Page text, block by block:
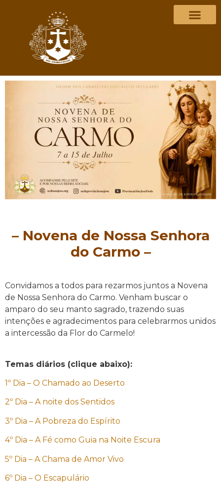
– Novena de Nossa Senhora
do Carmo –
Convidamos a todos para rezarmos juntos a Novena
de Nossa Senhora do Carmo. Venham buscar o
amparo do seu manto sagrado, trazendo suas
intenções e agradecimentos para celebrarmos unidos
a intercessão da Flor do Carmelo!
Temas diários (clique abaixo):
1º Dia – O Chamado ao Deserto
2º Dia – A noite dos Sentidos
3º Dia – A Pobreza do Espírito
4º Dia – A Fé como Guia na Noite Escura
5º Dia – A Chama de Amor Vivo
6º Dia – O Escapulário